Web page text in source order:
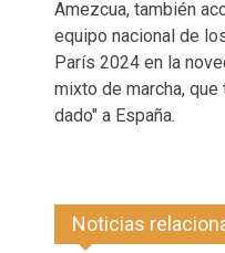
Amezcua, también
equipo nacional de
París 2024 en la
mixto de marcha,
dado" a España.
Noticias